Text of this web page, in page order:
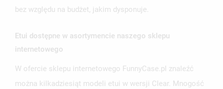
bez względu na budżet, jakim dysponuje.
Etui dostępne w asortymencie naszego sklepu
internetowego
W ofercie sklepu internetowego FunnyCase.pl znaleźć
można kilkadziesiąt modeli etui w wersji Clear. Mnogość